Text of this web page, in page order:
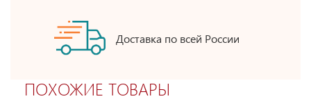
Доставка по всей России
ПОХОЖИЕ ТОВАРЫ